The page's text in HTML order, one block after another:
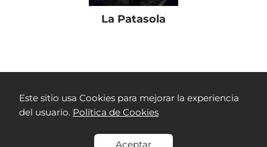
La Patasola
Este sitio usa Cookies para mejorar la experiencia
del usuario. Política de Cookies
Aceptar